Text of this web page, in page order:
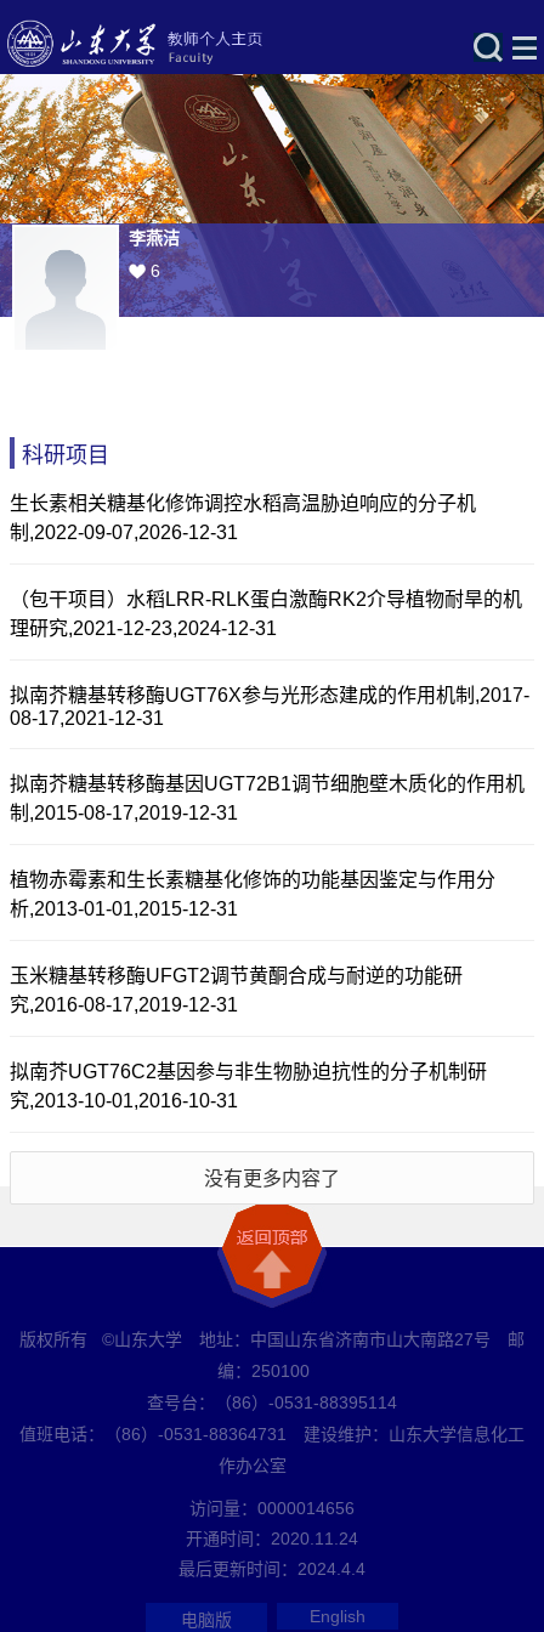
李燕洁
6
科研项目
生长素相关糖基化修饰调控水稻高温胁迫响应的分子机
制,2022-09-07,2026-12-31
（包干项目）水稻LRR-RLK蛋白激酶RK2介导植物耐旱的机
理研究,2021-12-23,2024-12-31
拟南芥糖基转移酶UGT76X参与光形态建成的作用机制,2017-
08-17,2021-12-31
拟南芥糖基转移酶基因UGT72B1调节细胞壁木质化的作用机
制,2015-08-17,2019-12-31
植物赤霉素和生长素糖基化修饰的功能基因鉴定与作用分
析,2013-01-01,2015-12-31
玉米糖基转移酶UFGT2调节黄酮合成与耐逆的功能研
究,2016-08-17,2019-12-31
拟南芥UGT76C2基因参与非生物胁迫抗性的分子机制研
究,2013-10-01,2016-10-31
没有更多内容了
版权所有 ©山东大学 地址：中国山东省济南市山大南路27号 邮
编：250100
查号台：（86）-0531-88395114
值班电话：（86）-0531-88364731 建设维护：山东大学信息化工
作办公室
访问量： 0000014656
开通时间： 2020 11 24
最后更新时间： 2024 4 4
电脑版 English